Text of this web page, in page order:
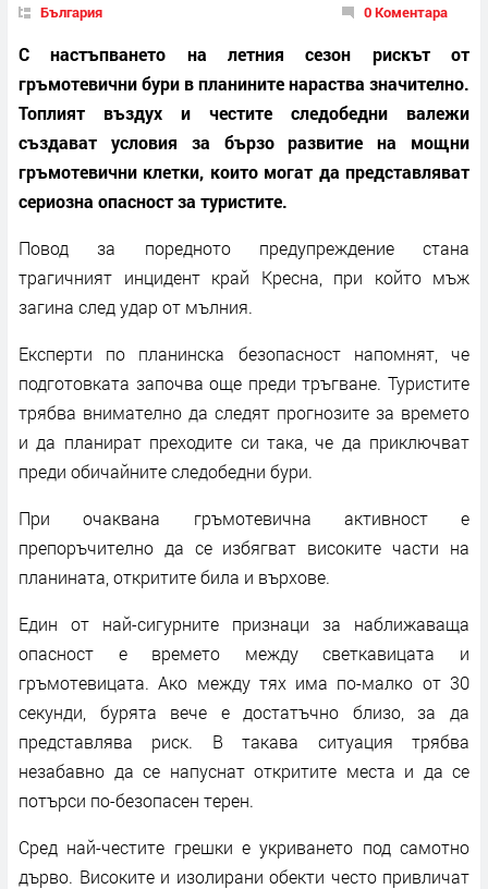
България 0 Коментара
С настъпването на летния сезон рискът от
гръмотевични бури в планините нараства значително.
Топлият въздух и честите следобедни валежи
създават условия за бързо развитие на мощни
гръмотевични клетки, които могат да представляват
сериозна опасност за туристите.
Повод за поредното предупреждение стана
трагичният инцидент край Кресна, при който мъж
загина след удар от мълния.
Експерти по планинска безопасност напомнят, че
подготовката започва още преди тръгване. Туристите
трябва внимателно да следят прогнозите за времето
и да планират преходите си така, че да приключват
преди обичайните следобедни бури.
При очаквана гръмотевична активност е
препоръчително да се избягват високите части на
планината, откритите била и върхове.
Един от най-сигурните признаци за наближаваща
опасност е времето между светкавицата и
гръмотевицата. Ако между тях има по-малко от 30
секунди, бурята вече е достатъчно близо, за да
представлява риск. В такава ситуация трябва
незабавно да се напуснат откритите места и да се
потърси по-безопасен терен.
Сред най-честите грешки е укриването под самотно
дърво. Високите и изолирани обекти често привличат